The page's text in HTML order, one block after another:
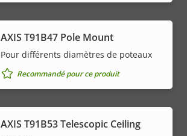
AXIS T91B47 Pole Mount
Pour différents diamètres de poteaux
Recommandé pour ce produit
AXIS T91B53 Telescopic Ceiling